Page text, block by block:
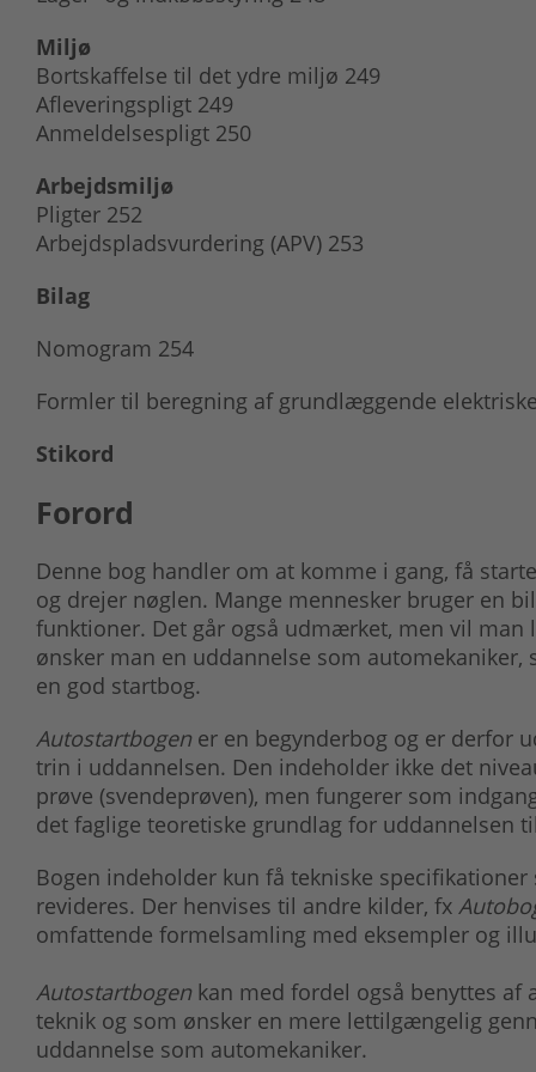
Miljø
Bortskaffelse til det ydre miljø 249
Afleveringspligt 249
Anmeldelsespligt 250
Arbejdsmiljø
Pligter 252
Arbejdspladsvurdering (APV) 253
Bilag
Nomogram 254
Formler til beregning af grundlæggende
Stikord
Forord
Denne bog handler om at komme i gang, få
og drejer nøglen. Mange mennesker bruger en
funktioner. Det går også udmærket, men vil
ønsker man en uddannelse som automekaniker,
en god startbog.
Autostartbogen er en begynderbog og er derfor
trin i uddannelsen. Den indeholder ikke det
prøve (svendeprøven), men fungerer som
det faglige teoretiske grundlag for uddannelsen
Bogen indeholder kun få tekniske
revideres. Der henvises til andre kilder, fx
omfattende formelsamling med eksempler og
Autostartbogen kan med fordel også benyttes af
teknik og som ønsker en mere lettilgængelig
uddannelse som automekaniker.